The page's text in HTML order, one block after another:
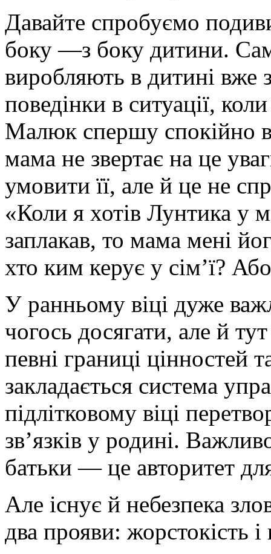
Давайте спробуємо
боку —з боку дитини.
виробляють в дитині вже
поведінки в ситуації,
Малюк спершу спокійно
мама не звертає на це
умовити її, але й це не
«Коли я хотів Лунтика у
заплакав, то мама мені
хто ким керує у сім’ї?
У ранньому віці дуже
чогось досягати, але й
певні границі цінностей
закладається система
підлітковому віці
зв’язків у родині.
батьки — це авторитет
Але існує й небезпека
два прояви: жорстокість